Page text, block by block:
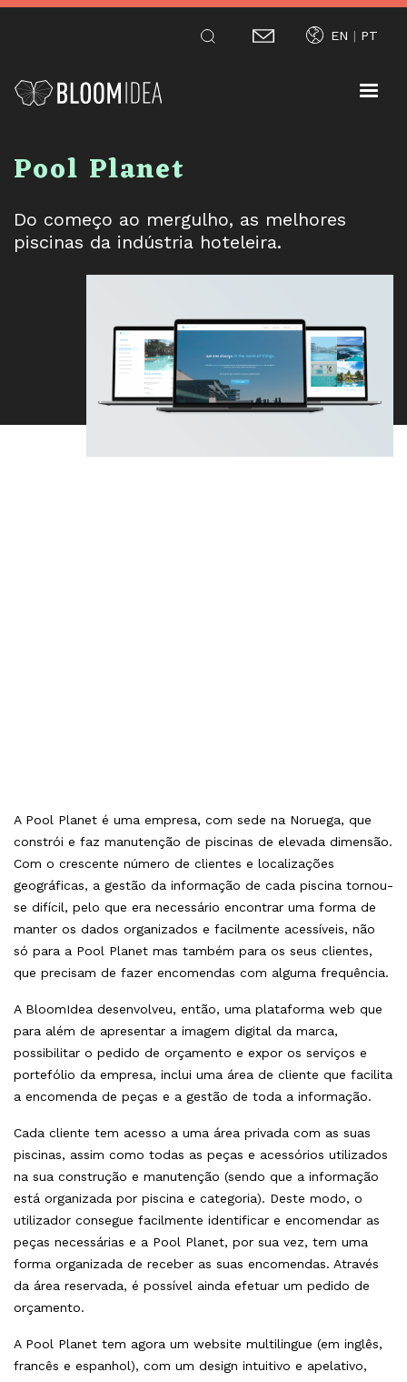
para
EN PT
Pool Planet
Do começo ao mergulho, as melhores
piscinas da indústria hoteleira.
A Pool Planet é uma empresa, com sede na Noruega, que
constrói e faz manutenção de piscinas de elevada dimensão.
Com o crescente número de clientes e localizações
geográficas, a gestão da informação de cada piscina tornou-
se difícil, pelo que era necessário encontrar uma forma de
manter os dados organizados e facilmente acessíveis, não
só para a Pool Planet mas também para os seus clientes,
que precisam de fazer encomendas com alguma frequência.
A BloomIdea desenvolveu, então, uma plataforma web que
para além de apresentar a imagem digital da marca,
possibilitar o pedido de orçamento e expor os serviços e
portefólio da empresa, inclui uma área de cliente que facilita
a encomenda de peças e a gestão de toda a informação.
Cada cliente tem acesso a uma área privada com as suas
piscinas, assim como todas as peças e acessórios utilizados
na sua construção e manutenção (sendo que a informação
está organizada por piscina e categoria). Deste modo, o
utilizador consegue facilmente identificar e encomendar as
peças necessárias e a Pool Planet, por sua vez, tem uma
forma organizada de receber as suas encomendas. Através
da área reservada, é possível ainda efetuar um pedido de
orçamento.
A Pool Planet tem agora um website multilingue (em inglês,
francês e espanhol), com um design intuitivo e apelativo,